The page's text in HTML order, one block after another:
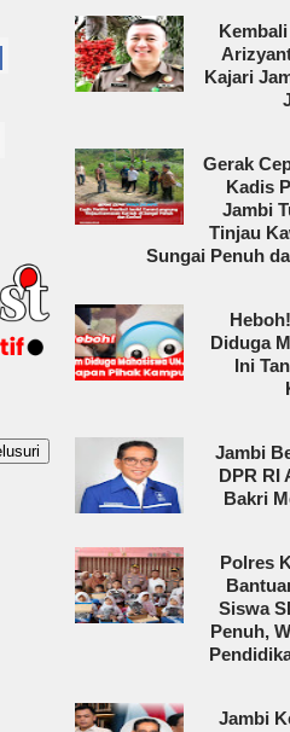
Kajari
Gerak
Kadis
Jambi
Tinjau
Sungai Penuh
Diduga
Ini
Jambi
DPR RI
Bakri
Polres
Siswa
Penuh,
Jambi